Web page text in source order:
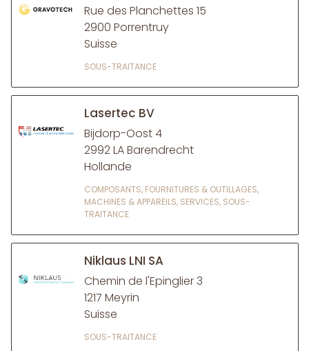
Rue des Planchettes 15
2900 Porrentruy
Suisse
SOUS-TRAITANCE
Lasertec BV
Bijdorp-Oost 4
2992 LA Barendrecht
Hollande
COMPOSANTS, FOURNITURES & OUTILLAGES,
MACHINES & APPAREILS, SERVICES, SOUS-
TRAITANCE
Niklaus LNI SA
Chemin de l'Epinglier 3
1217 Meyrin
Suisse
SOUS-TRAITANCE